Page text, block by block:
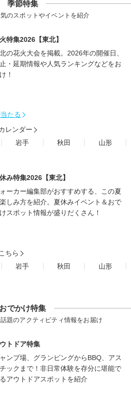
季節特集
のスポットやイベントを紹介
特集2026【東北】
の花火大会を掲載。2026年の開催日、
・延期情報や人気ランキングなどをお
！
たる
レンダー
岩手 秋田
山形
み特集2026【東北】
ーカー編集部がおすすめする、この夏
しみ方を紹介。夏休みイベント＆おで
スポット情報が盛りだくさん！
ちら
岩手 秋田
山形
おでかけ特集
題のアクティビティ情報をお届け
トドア特集
ンプ場、グランピングからBBQ、アス
ックまで！非日常体験を存分に堪能で
アウトドアスポットを紹介